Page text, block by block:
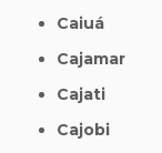
Caiuá
Cajamar
Cajati
Cajobi